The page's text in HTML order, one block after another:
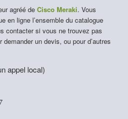
agréé de Cisco Meraki. Vous
en ligne l’ensemble du catalogue
contacter si vous ne trouvez pas
un devis, ou pour d’autres
appel local)